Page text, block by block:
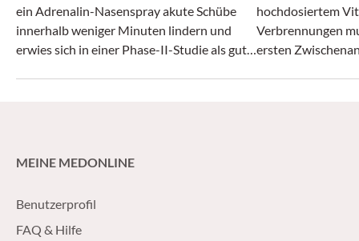
ein Adrenalin-Nasenspray akute Schübe
innerhalb weniger Minuten lindern und
erwies sich in einer Phase-II-Studie als gut
hochdosiertem
Verbrennungen
ersten
MEINE MEDONLINE
Benutzerprofil
FAQ & Hilfe